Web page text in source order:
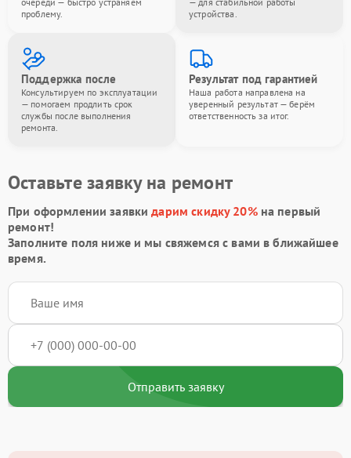
проблему.
устройства.
Поддержка после
Консультируем по эксплуатации
— помогаем продлить срок
службы после выполнения
ремонта.
Результат под гарантией
Наша работа направлена на
уверенный результат — берём
ответственность за итог.
Оставьте заявку на ремонт
При оформлении заявкидарим скидку 20%на первый
ремонт!
Заполните поля ниже и мы свяжемся с вами в ближайшее
время.
Отправить заявку